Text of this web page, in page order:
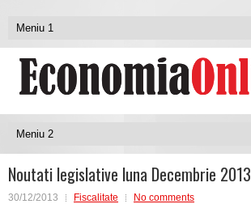
Noutati legislative luna Decembrie 2013
30/12/2013 Fiscalitate No comments